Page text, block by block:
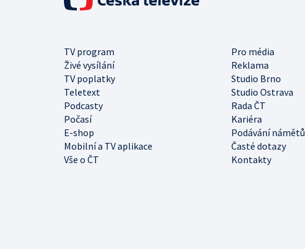
TV program
Pro média
Živé vysílání
Reklama
TV poplatky
Studio Brno
Teletext
Studio Ostrava
Podcasty
Rada ČT
Počasí
Kariéra
E-shop
Podávání námětů
Mobilní a TV aplikace
Časté dotazy
Vše o ČT
Kontakty